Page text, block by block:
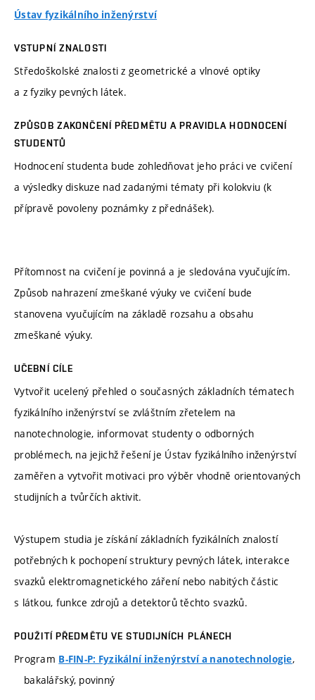
Ústav fyzikálního inženýrství
VSTUPNÍ ZNALOSTI
Středoškolské znalosti z geometrické a vlnové optiky
a z fyziky pevných látek.
ZPŮSOB ZAKONČENÍ PŘEDMĚTU A PRAVIDLA HODNOCENÍ
STUDENTŮ
Hodnocení studenta bude zohledňovat jeho práci ve cvičení
a výsledky diskuze nad zadanými tématy při kolokviu (k
přípravě povoleny poznámky z přednášek).
Přítomnost na cvičení je povinná a je sledována vyučujícím.
Způsob nahrazení zmeškané výuky ve cvičení bude
stanovena vyučujícím na základě rozsahu a obsahu
zmeškané výuky.
UČEBNÍ CÍLE
Vytvořit ucelený přehled o současných základních tématech
fyzikálního inženýrství se zvláštním zřetelem na
nanotechnologie, informovat studenty o odborných
problémech, na jejichž řešení je Ústav fyzikálního inženýrství
zaměřen a vytvořit motivaci pro výběr vhodně orientovaných
studijních a tvůrčích aktivit.
Výstupem studia je získání základních fyzikálních znalostí
potřebných k pochopení struktury pevných látek, interakce
svazků elektromagnetického záření nebo nabitých částic
s látkou, funkce zdrojů a detektorů těchto svazků.
POUŽITÍ PŘEDMĚTU VE STUDIJNÍCH PLÁNECH
Program B-FIN-P: Fyzikální inženýrství a nanotechnologie,
bakalářský, povinný